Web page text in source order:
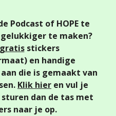
Podcast of HOPE te
te maken?
gratisstickers
en handige
die is gemaakt van
Klik hier en vul je
dan de tas met
naar je op.